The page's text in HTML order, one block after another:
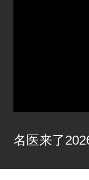
名医来了